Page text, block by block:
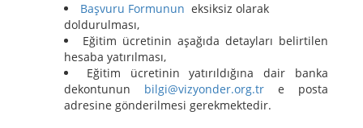
Başvuru Formunun eksiksiz olarak
doldurulması,
Eğitim ücretinin aşağıda detayları belirtilen
hesaba yatırılması,
Eğitim ücretinin yatırıldığına dair banka
dekontunun bilgi@vizyonder.org.tr e posta
adresine gönderilmesi gerekmektedir.